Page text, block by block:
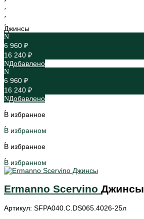
Джинсы
6 960 ₽
16 240 ₽
Добавлено
6 960 ₽
16 240 ₽
Добавлено
В избранное
В избранном
В избранное
В избранном
Ermanno Scervino Джинсы
Артикул: SFPA040.C.DS065.4026-25л